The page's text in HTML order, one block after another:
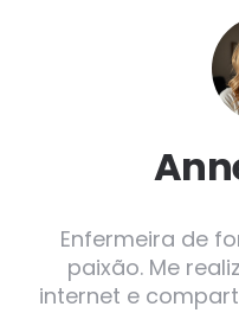
Enfermeira de
paixão. Me
internet e